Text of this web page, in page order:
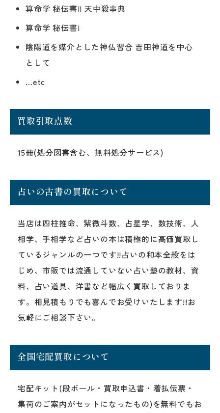
算命学 秘伝書II 天中殺事典
算命学 秘伝書I
陰陽道を媒介とした神仏習合 吉田神道を中心
として
…etc
買取引取点数
15冊(処分図書含む、無料処分サービス)
占いの古書の買取について
当店は四柱推命、紫微斗数、占星学、数技術、人
相学、手相学など占いの本は積極的に高価買取し
ているジャンルの一つです!!占いの和本全般をは
じめ、市販では流通していない占い塾の教材、資
料、占い道具、洋書など幅広く買取しておりま
す。相見積もりでも喜んでお受けいたします!!お
気軽にご相談下さい。
全国宅配買取について
宅配キット(段ボール・買取申込書・着払伝票・
集荷のご案内がセットになったもの)を無料でもお